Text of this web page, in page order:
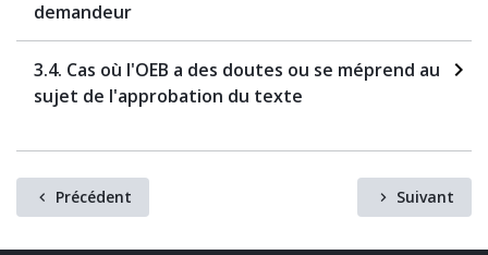
demandeur
3.4. Cas où l'OEB a des doutes ou se méprend au
sujet de l'approbation du texte
Précédent Suivant